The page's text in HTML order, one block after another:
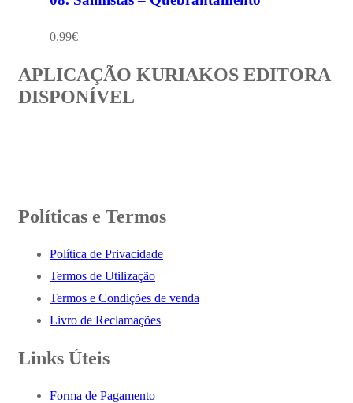
0.99€
APLICAÇÃO KURIAKOS EDITORA
DISPONÍVEL
Políticas e Termos
Política de Privacidade
Termos de Utilização
Termos e Condições de venda
Livro de Reclamações
Links Úteis
Forma de Pagamento